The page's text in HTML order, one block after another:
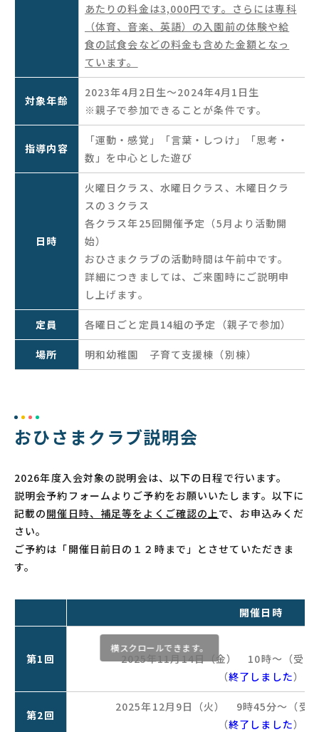
あたりの料金は3,000円です。さらには専科
（体育、音楽、英語）の入園前の体験や給
食の試食会などの料金も含めた金額となっ
ています。
対象年齢
2023年4月2日生〜2024年4月1日生
※親子で参加できることが条件です。
指導内容
「運動・感覚」「言葉・しつけ」「思考・
数」を中心とした遊び
日時
火曜日クラス、水曜日クラス、木曜日クラ
スの３クラス
各クラス年25回開催予定（5月より活動開
始）
おひさまクラブの活動時間は午前中です。
詳細につきましては、ご来園時にご説明申
し上げます。
定員 各曜日ごと定員14組の予定（親子で参加）
場所 明和幼稚園 子育て支援棟（別棟）
おひさまクラブ説明会
2026年度入会対象の説明会は、以下の日程で行います。
説明会予約フォームよりご予約をお願いいたします。以下に
記載の開催日時、補足等をよくご確認の上で、お申込みくだ
さい。
ご予約は「開催日前日の１２時まで」とさせていただきま
す。
開催日時
第1回
2025年11月14日（金） 10時～（受付
（終了しました）
第2回
2025年12月9日（火） 9時45分～（受
（終了しました）